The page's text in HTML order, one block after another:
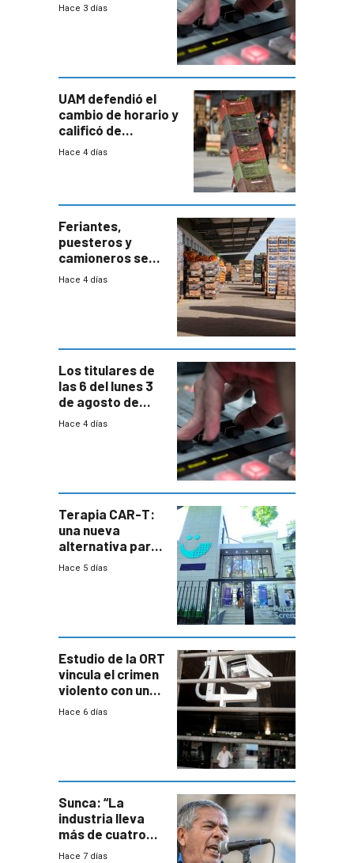
Hace 3 días
UAM defendió el
cambio de horario y
calificó de
“desproporcionado”
Hace 4 días
Feriantes,
puesteros y
camioneros se
movilizaron en
Hace 4 días
Los titulares de
las 6 del lunes 3
de agosto de
2026
Hace 4 días
Terapia CAR-T:
una nueva
alternativa para
niños y
Hace 5 días
Estudio de la ORT
vincula el crimen
violento con una
menor creación
Hace 6 días
Sunca: “La
industria lleva
más de cuatro
meses sin
Hace 7 días